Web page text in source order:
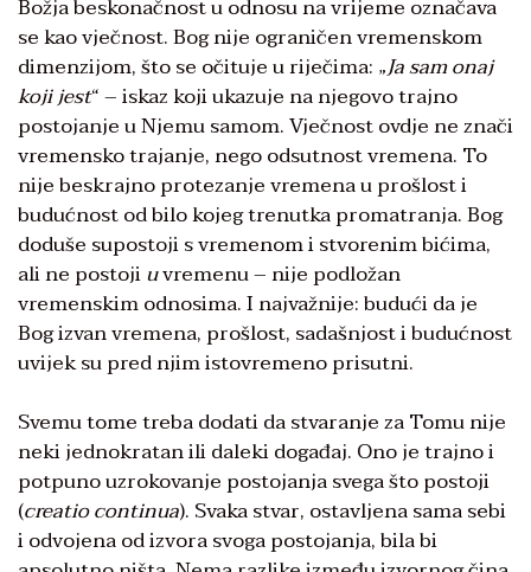
Božja beskonačnost u odnosu na vrijeme označava
se kao vječnost. Bog nije ograničen vremenskom
dimenzijom, što se očituje u riječima: „Ja sam onaj
koji jest“ – iskaz koji ukazuje na njegovo trajno
postojanje u Njemu samom. Vječnost ovdje ne znači
vremensko trajanje, nego odsutnost vremena. To
nije beskrajno protezanje vremena u prošlost i
budućnost od bilo kojeg trenutka promatranja. Bog
doduše supostoji s vremenom i stvorenim bićima,
ali ne postojiuvremenu – nije podložan
vremenskim odnosima. I najvažnije: budući da je
Bog izvan vremena, prošlost, sadašnjost i budućnost
uvijek su pred njim istovremeno prisutni.
Svemu tome treba dodati da stvaranje za Tomu nije
neki jednokratan ili daleki događaj. Ono je trajno i
potpuno uzrokovanje postojanja svega što postoji
(creatio continua). Svaka stvar, ostavljena sama sebi
i odvojena od izvora svoga postojanja, bila bi